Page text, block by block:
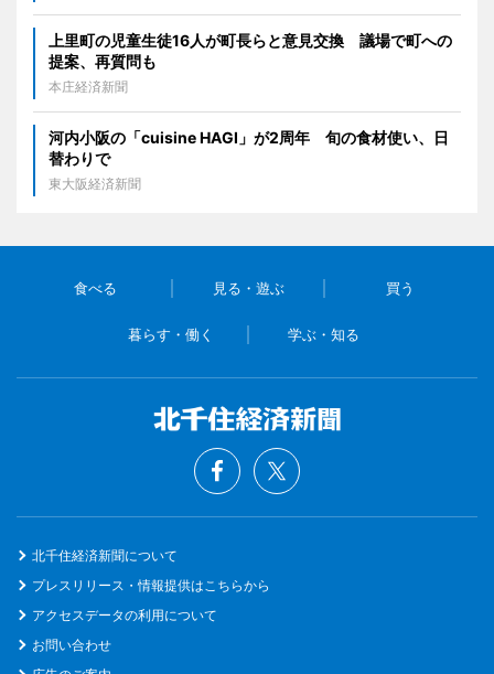
上里町の児童生徒16人が町長らと意見交換 議場で町への
提案、再質問も
本庄経済新聞
河内小阪の「cuisine HAGI」が2周年 旬の食材使い、日
替わりで
東大阪経済新聞
食べる 見る・遊ぶ 買う
暮らす・働く 学ぶ・知る
北千住経済新聞について
プレスリリース・情報提供はこちらから
アクセスデータの利用について
お問い合わせ